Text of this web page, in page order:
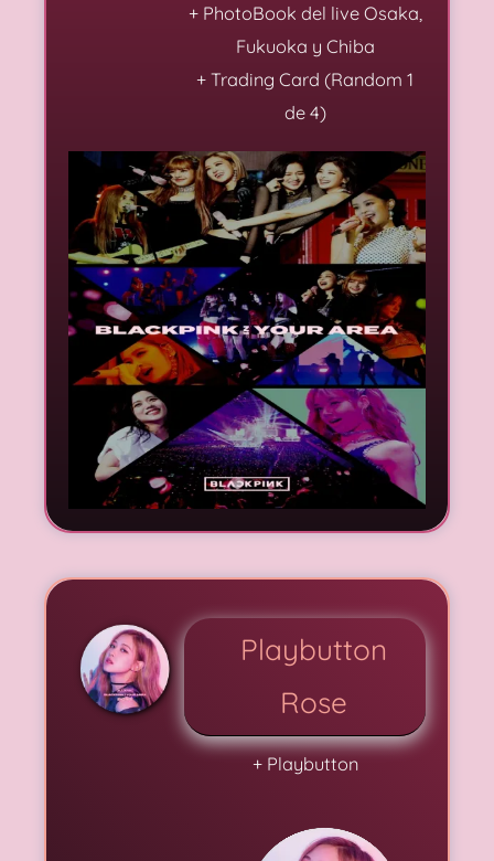
+ PhotoBook del live Osaka,
Fukuoka y Chiba
+ Trading Card (Random 1
de 4)
Playbutton
Rose
+ Playbutton